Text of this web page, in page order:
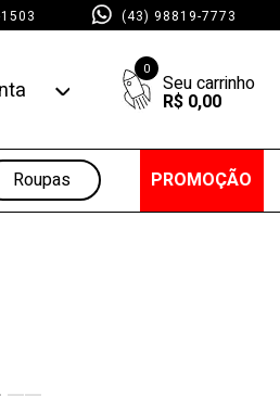
(43) 98819-7773
0
R$ 0,00
Roupas PROMOÇÃO